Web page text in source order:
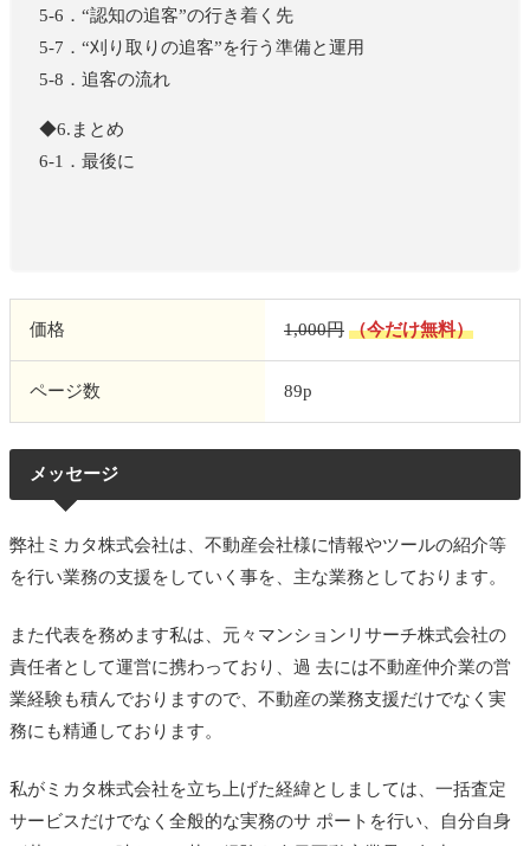
5-6．“認知の追客”の行き着く先
5-7．“刈り取りの追客”を行う準備と運用
5-8．追客の流れ
◆6.まとめ
6-1．最後に
価格 1,000円 （今だけ無料）
ページ数 89p
メッセージ
弊社ミカタ株式会社は、不動産会社様に情報やツールの紹介等
を行い業務の支援をしていく事を、主な業務としております。
また代表を務めます私は、元々マンションリサーチ株式会社の
責任者として運営に携わっており、過 去には不動産仲介業の営
業経験も積んでおりますので、不動産の業務支援だけでなく実
務にも精通しております。
私がミカタ株式会社を立ち上げた経緯としましては、一括査定
サービスだけでなく全般的な実務のサ ポートを行い、自分自身